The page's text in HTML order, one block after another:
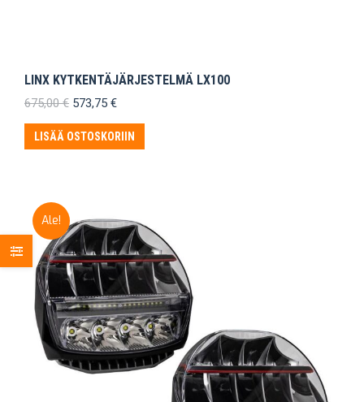
LINX KYTKENTÄJÄRJESTELMÄ LX100
675,00€ Alkuperäinen
oli:
675,00 €.
573,75 €Nykyinen
on:
573,75 €.
LISÄÄ OSTOSKORIIN
Ale!